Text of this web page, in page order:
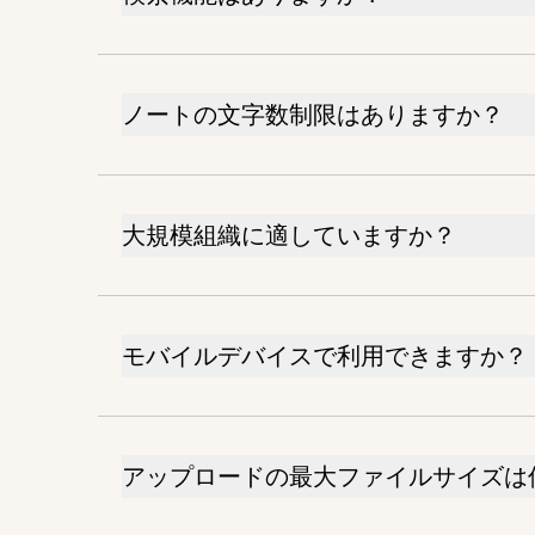
ノートの文字数制限はありますか？
大規模組織に適していますか？
モバイルデバイスで利用できますか？
アップロードの最大ファイルサイズは